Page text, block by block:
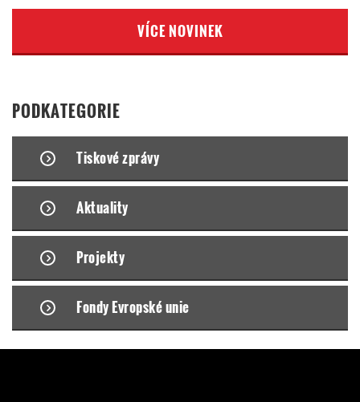
VÍCE NOVINEK
PODKATEGORIE
Tiskové zprávy
Aktuality
Projekty
Fondy Evropské unie